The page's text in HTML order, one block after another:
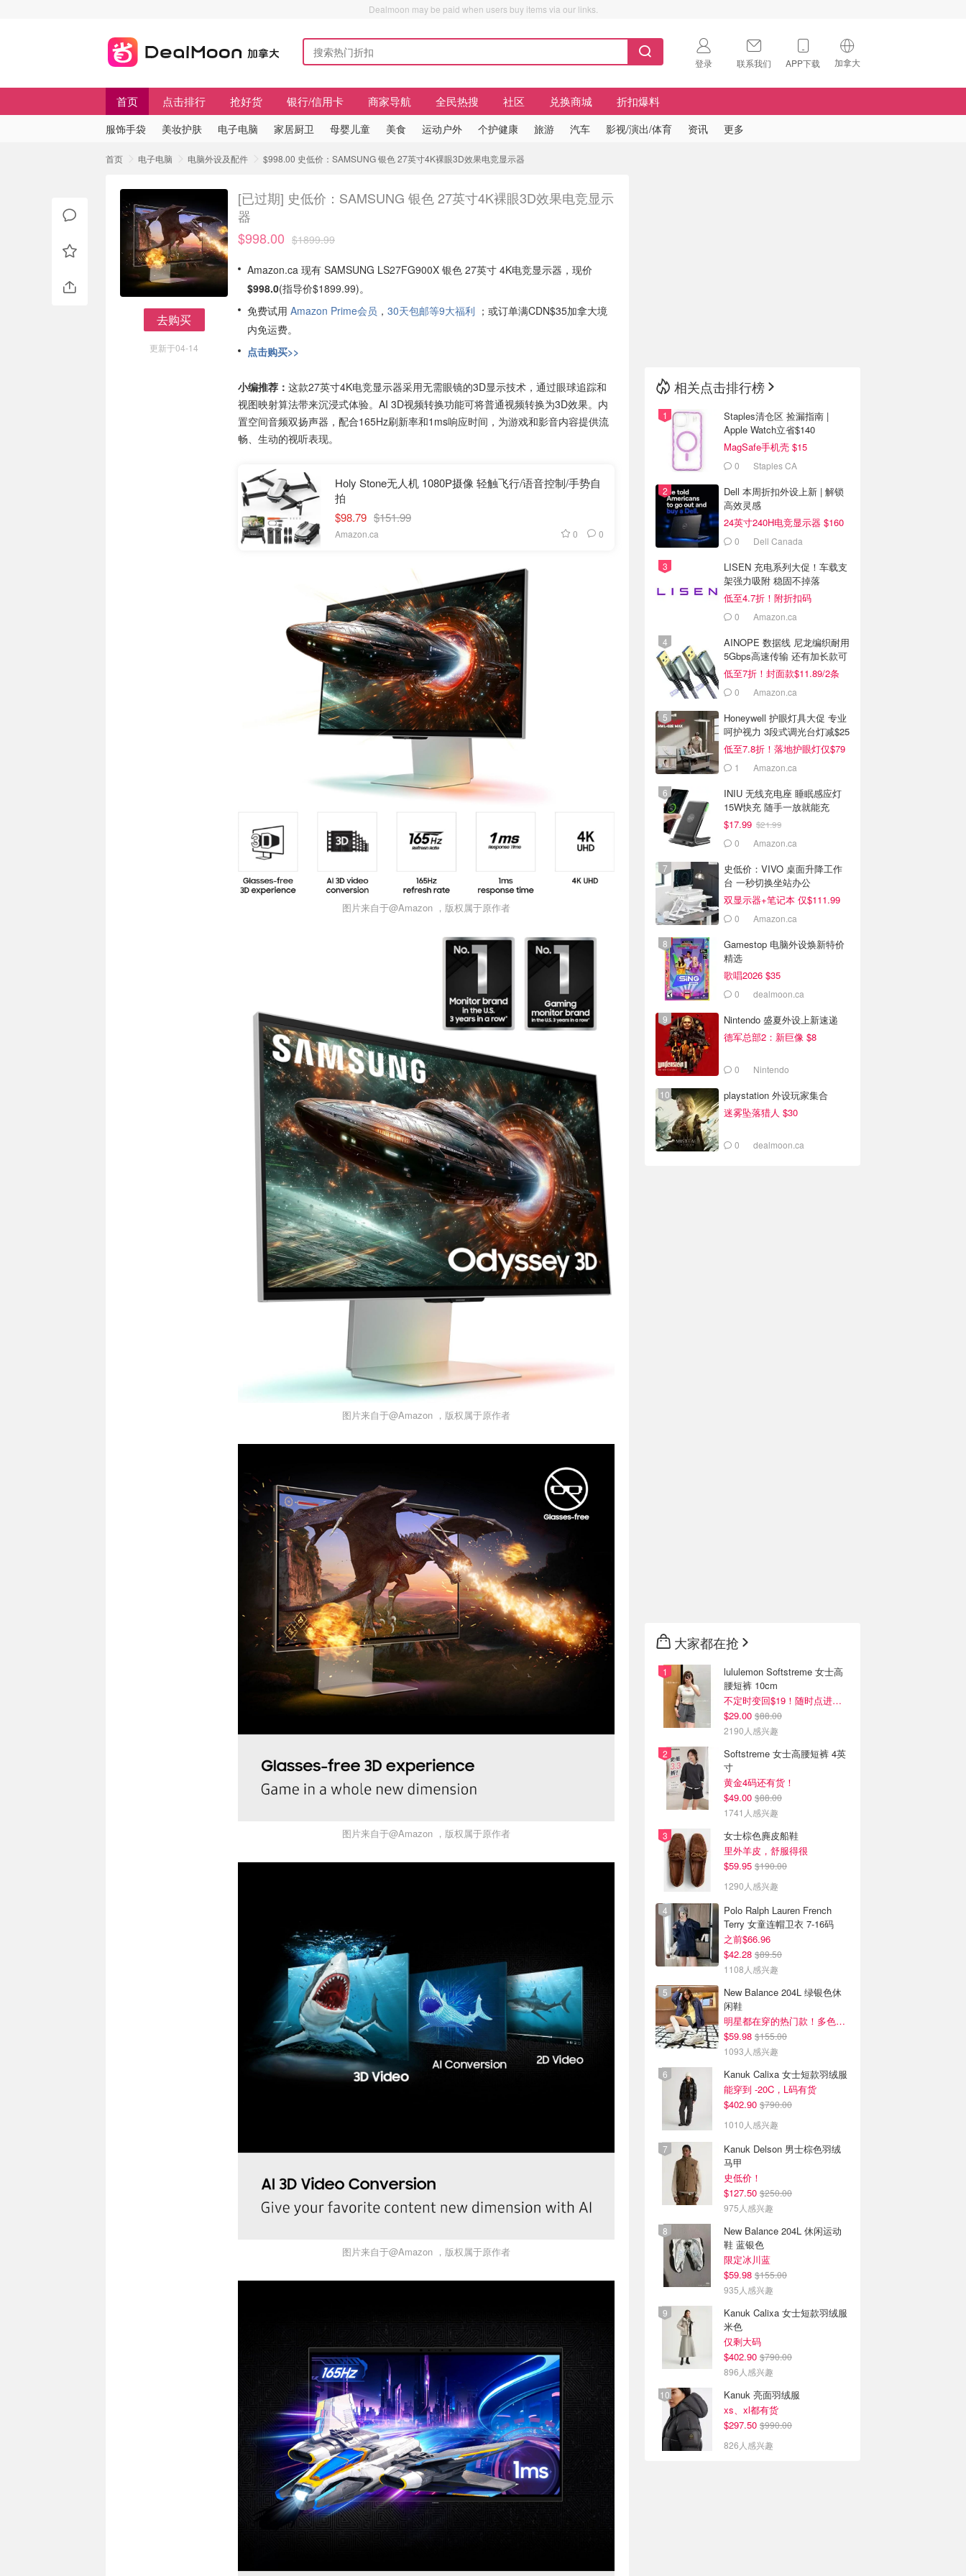
Dealmoon may be paid when users buy items via our links.
登录 联系我们 APP下载 加拿大
🇺🇸
首页 点击排行 抢好货 银行/信用卡 商家导航 全民热搜 社区 兑换商城 折扣爆料
服饰手袋 美妆护肤 电子电脑 家居厨卫 母婴儿童 美食 运动户外 个护健康 旅游 汽车 影视/演出/体育 资讯 更多
首页 电子电脑 电脑外设及配件 $998.00 史低价：SAMSUNG 银色 27英寸4K裸眼3D效果电竞显示器
去购买
更新于04-14
[已过期] 史低价：SAMSUNG 银色 27英寸4K裸眼3D效果电竞显示
器
$998.00 $1899.99
Amazon.ca 现有 SAMSUNG LS27FG900X 银色 27英寸 4K电竞显示器，现价
$998.0(指导价$1899.99)。
免费试用 Amazon Prime会员 ， 30天包邮等9大福利 ；或订单满CDN$35加拿大境
内免运费。
点击购买>>
小编推荐： 这款27英寸4K电竞显示器采用无需眼镜的3D显示技术，通过眼球追踪和
视图映射算法带来沉浸式体验。AI 3D视频转换功能可将普通视频转换为3D效果。内
置空间音频双扬声器，配合165Hz刷新率和1ms响应时间，为游戏和影音内容提供流
畅、生动的视听表现。
Holy Stone无人机 1080P摄像 轻触飞行/语音控制/手势自
拍
$98.79 $151.99
Amazon.ca 0 0
图片来自于@Amazon ，版权属于原作者
图片来自于@Amazon ，版权属于原作者
图片来自于@Amazon ，版权属于原作者
图片来自于@Amazon ，版权属于原作者
相关点击排行榜
Staples清仓区 捡漏指南 |
Apple Watch立省$140
MagSafe手机壳 $15
0 Staples CA
Dell 本周折扣外设上新 | 解锁
高效灵感
24英寸240H电竞显示器 $160
0 Dell Canada
LISEN 充电系列大促！车载支
架强力吸附 稳固不掉落
低至4.7折！附折扣码
0 Amazon.ca
AINOPE 数据线 尼龙编织耐用
5Gbps高速传输 还有加长款可
选
低至7折！封面款$11.89/2条
0 Amazon.ca
Honeywell 护眼灯具大促 专业
呵护视力 3段式调光台灯减$25
低至7.8折！落地护眼灯仅$79
1 Amazon.ca
INIU 无线充电座 睡眠感应灯
15W快充 随手一放就能充
$17.99 $21.99
0 Amazon.ca
史低价：VIVO 桌面升降工作
台 一秒切换坐站办公
双显示器+笔记本 仅$111.99
0 Amazon.ca
Gamestop 电脑外设焕新特价
精选
歌唱2026 $35
0 dealmoon.ca
Nintendo 盛夏外设上新速递
德军总部2：新巨像 $8
0 Nintendo
playstation 外设玩家集合
迷雾坠落猎人 $30
0 dealmoon.ca
大家都在抢
lululemon Softstreme 女士高
腰短裤 10cm
不定时变回$19！随时点进来看
$29.00 $88.00
2190人感兴趣
Softstreme 女士高腰短裤 4英
寸
黄金4码还有货！
$49.00 $88.00
1741人感兴趣
女士棕色麂皮船鞋
里外羊皮，舒服得很
$59.95 $190.00
1290人感兴趣
Polo Ralph Lauren French
Terry 女童连帽卫衣 7-16码
之前$66.96
$42.28 $89.50
1108人感兴趣
New Balance 204L 绿银色休
闲鞋
明星都在穿的热门款！多色可选 3.8折
$59.98 $155.00
1093人感兴趣
Kanuk Calixa 女士短款羽绒服
能穿到 -20C，L码有货
$402.90 $790.00
1010人感兴趣
Kanuk Delson 男士棕色羽绒
马甲
史低价！
$127.50 $250.00
975人感兴趣
New Balance 204L 休闲运动
鞋 蓝银色
限定冰川蓝
$59.98 $155.00
935人感兴趣
Kanuk Calixa 女士短款羽绒服
米色
仅剩大码
$402.90 $790.00
896人感兴趣
Kanuk 亮面羽绒服
xs、xl都有货
$297.50 $990.00
826人感兴趣